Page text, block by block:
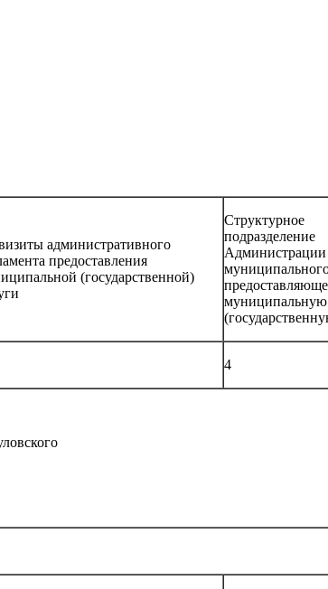
административного
предоставления
(государственной)
Структурное
Администрации
муниципальную
4